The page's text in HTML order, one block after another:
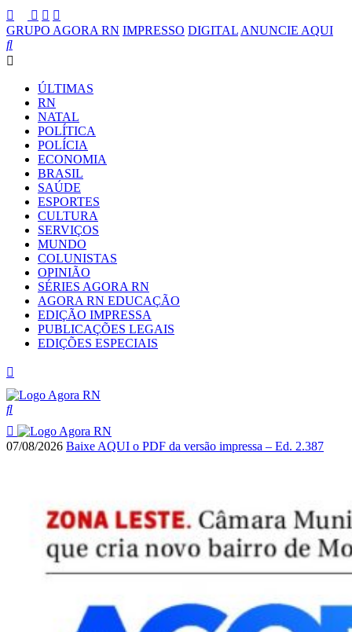
GRUPO AGORA RN IMPRESSO DIGITAL ANUNCIE AQUI
ÚLTIMAS
RN
NATAL
POLÍTICA
POLÍCIA
ECONOMIA
BRASIL
SAÚDE
ESPORTES
CULTURA
SERVIÇOS
MUNDO
COLUNISTAS
OPINIÃO
SÉRIES AGORA RN
AGORA RN EDUCAÇÃO
EDIÇÃO IMPRESSA
PUBLICAÇÕES LEGAIS
EDIÇÕES ESPECIAIS
07/08/2026 Baixe AQUI o PDF da versão impressa – Ed. 2.387